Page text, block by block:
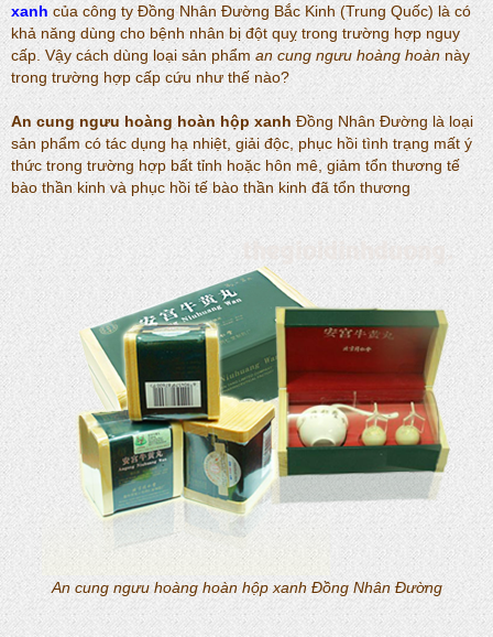
xanh của công ty Đồng Nhân Đường Bắc Kinh (Trung Quốc) là có
khả năng dùng cho bệnh nhân bị đột quỵ trong trường hợp nguy
cấp. Vậy cách dùng loại sản phẩm an cung ngưu hoàng hoàn này
trong trường hợp cấp cứu như thế nào?
An cung ngưu hoàng hoàn hộp xanh Đồng Nhân Đường là loại
sản phẩm có tác dụng hạ nhiệt, giải độc, phục hồi tình trạng mất ý
thức trong trường hợp bất tỉnh hoặc hôn mê, giảm tổn thương tế
bào thần kinh và phục hồi tế bào thần kinh đã tổn thương
An cung ngưu hoàng hoàn hộp xanh Đồng Nhân Đường